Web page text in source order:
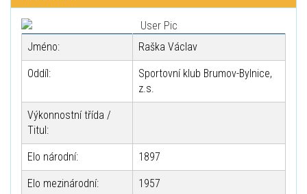
Jméno: Raška Václav
Oddíl:
Sportovní klub Brumov-Bylnice,
z.s.
Výkonnostní třída /
Titul:
Elo národní: 1897
Elo mezinárodní: 1957